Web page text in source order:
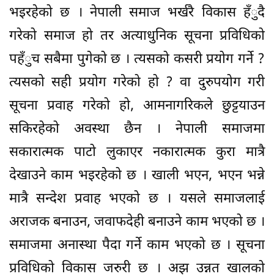
भइरहेको छ । नेपाली समाज भर्खरै विकास हँुदै
गरेको समाज हो तर अत्याधुनिक सूचना प्रविधिको
पहँुच सबैमा पुगेको छ । त्यसको कसरी प्रयोग गर्ने ?
त्यसको सही प्रयोग गरेको हो ? वा दुरुपयोग गरी
सूचना प्रवाह गरेको हो, आमनागरिकले छुट्टयाउन
सकिरहेको अवस्था छैन । नेपाली समाजमा
सकारात्मक पाटो लुकाएर नकारात्मक कुरा मात्रै
देखाउने काम भइरहेको छ । खाली भएन, भएन भन्ने
मात्रै सन्देश प्रवाह भएको छ । यसले समाजलाई
अराजक बनाउन, जवाफदेही बनाउने काम भएको छ ।
समाजमा अनास्था पैदा गर्ने काम भएको छ । सूचना
प्रविधिको विकास जरुरी छ । अझ उन्नत खालको